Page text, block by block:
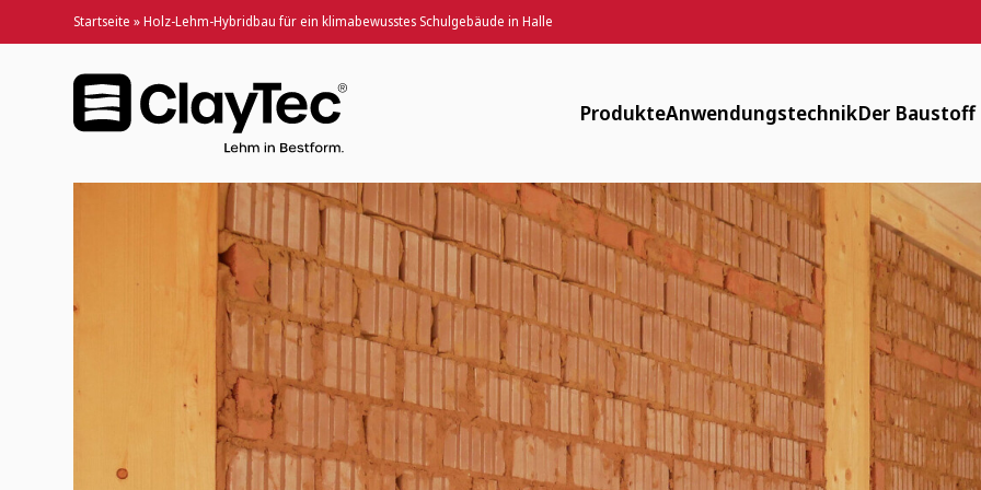
Startseite »Holz-Lehm-Hybridbau für ein klimabewusstes Schulgebäude in Halle
Produkte
Designputz, Farbspachtel, Anstriche
Lehmputze
Lehm-Trockenbau
Fachwerksanierung
Innendämmung
Mauerwerk und Stampflehm
Weitere Produkte
Anwendungstechnik
Downloads
FAQ
Maschinentechnik
Flächenheizung
Anwendungsvideos
Webinare
LV-Texte Lehmputze und weitere
Der Baustoff
Verfügbar
Energiearm
Zirkulär
Gesund
Historisch
Holz-Lehm-Hybridbau für ein klimabewusstes Schulgebäude in Halle